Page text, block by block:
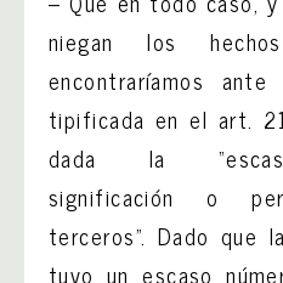
niegan los
encontraríamos
tipificada en el art.
dada la
significación o
terceros”. Dado que
tuvo un escaso